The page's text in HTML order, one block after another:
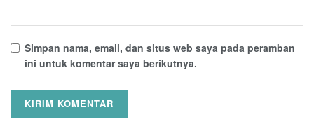
Simpan nama, email, dan situs web saya pada peramban
ini untuk komentar saya berikutnya.